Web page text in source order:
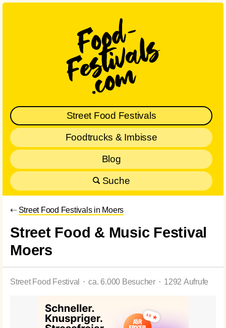
Street Food Festivals
Foodtrucks & Imbisse
Blog
Suche
⇠ Street Food Festivals in Moers
Street Food & Music Festival
Moers
Street Food Festival ⬝ ca. 6.000 Besucher ⬝ 1292 Aufrufe